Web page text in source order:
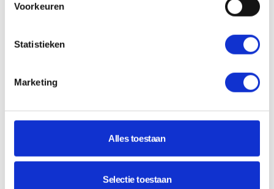
Voorkeuren
Statistieken
Marketing
Alles toestaan
Selectie toestaan
wanneer een cookie wordt ingesteld.
Cookies van specifieke sites toestaan
Het is ook mogelijk om alle eerder
opgeslagen cookies te verwijderen, hoewel
dit kan leiden tot verlies van opgeslagen
voorkeuren en instellingen op sommige